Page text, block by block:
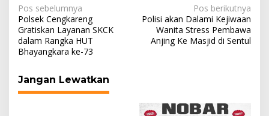
Navigasi
pos
Pos sebelumnya
Polsek Cengkareng
Gratiskan Layanan SKCK
dalam Rangka HUT
Bhayangkara ke-73
Pos berikutnya
Polisi akan Dalami Kejiwaan
Wanita Stress Pembawa
Anjing Ke Masjid di Sentul
Jangan Lewatkan